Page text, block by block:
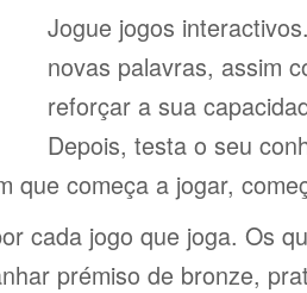
Jogue jogos
novas palavras, assim
reforçar a sua
Depois, testa o seu
que começa a jogar,
cada jogo que joga. Os
prémiso de bronze,